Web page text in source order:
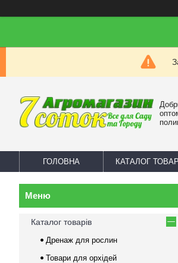
ГОЛОВНА КАТАЛОГ
Каталог товарів
Дренаж для рослин
Товари для орхідей